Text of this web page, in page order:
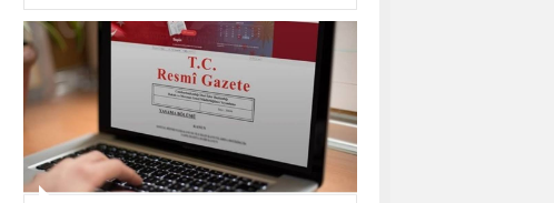
Ünlü türkücü Mahmut
Tuncer estetik
operasyon geçirdi: Son
hali gündem oldu
Yerli turist 229,7 milyar
lira seyahat harcaması
yaptı